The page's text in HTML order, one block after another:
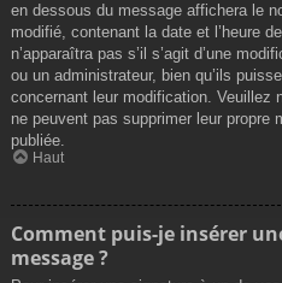
en dessous du message affichera le
modifié, contenant la date et l’heure
n’apparaîtra pas s’il s’agit d’une
ou un administrateur, bien qu’ils
concernant leur modification. Veuillez
ne peuvent pas supprimer leur propre
publiée.
Haut
Comment puis-je insérer
message ?